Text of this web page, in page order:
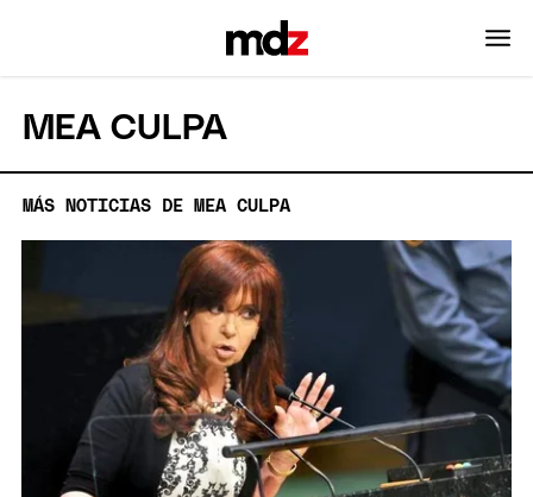
MEA CULPA
MÁS NOTICIAS DE MEA CULPA